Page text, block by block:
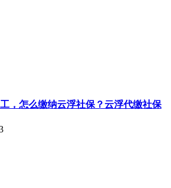
，怎么缴纳云浮社保？云浮代缴社保